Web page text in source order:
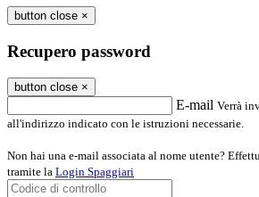
button close ×
Recupero password
button close ×
E-mail Verrà
all'indirizzo indicato con le istruzioni necessarie.
Non hai una e-mail associata al nome utente?
tramite la Login Spaggiari